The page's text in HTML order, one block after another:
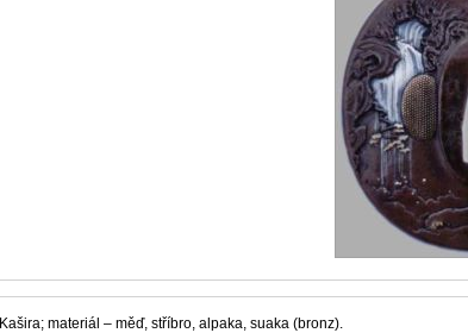
Kašira; materiál – měď, stříbro, alpaka, suaka (bronz).